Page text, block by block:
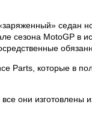
седан
сезона MotoGP в
Parts, которые в
они изготовлены